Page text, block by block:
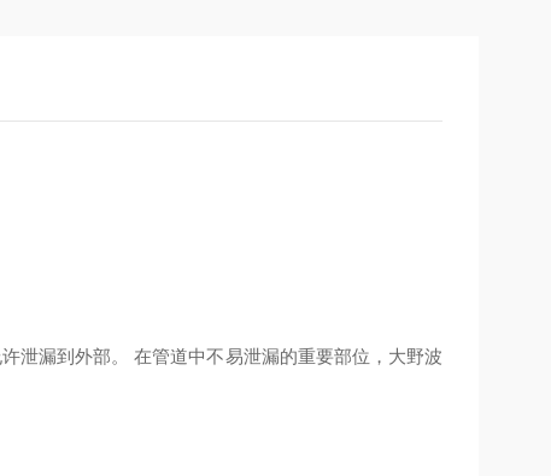
泄漏到外部。 在管道中不易泄漏的重要部位，大野波